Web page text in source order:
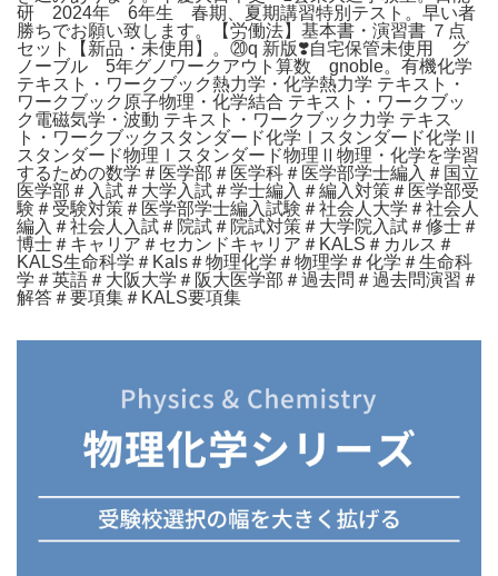
研 2024年 6年生 春期、夏期講習特別テスト。早い者
勝ちでお願い致します。【労働法】基本書・演習書 ７点
セット【新品・未使用】。⑳q 新版❣️自宅保管未使用 グ
ノーブル 5年グノワークアウト算数 gnoble。有機化学
テキスト・ワークブック熱力学・化学熱力学 テキスト・
ワークブック原子物理・化学結合 テキスト・ワークブッ
ク電磁気学・波動 テキスト・ワークブック力学 テキス
ト・ワークブックスタンダード化学Ⅰスタンダード化学Ⅱ
スタンダード物理Ⅰスタンダード物理Ⅱ物理・化学を学習
するための数学＃医学部＃医学科＃医学部学士編入＃国立
医学部＃入試＃大学入試＃学士編入＃編入対策＃医学部受
験＃受験対策＃医学部学士編入試験＃社会人大学＃社会人
編入＃社会人入試＃院試＃院試対策＃大学院入試＃修士＃
博士＃キャリア＃セカンドキャリア＃KALS＃カルス＃
KALS生命科学＃Kals＃物理化学＃物理学＃化学＃生命科
学＃英語＃大阪大学＃阪大医学部＃過去問＃過去問演習＃
解答＃要項集＃KALS要項集